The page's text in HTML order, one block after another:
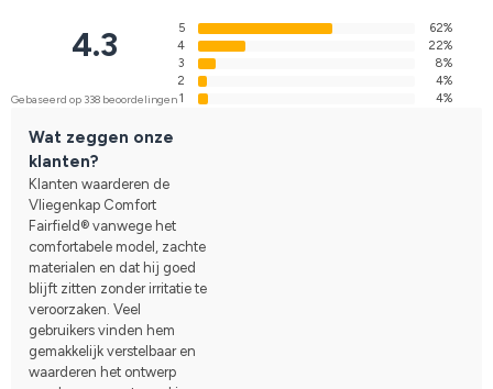
4.3
Gebaseerd op 338 beoordelingen
5
62%
4
22%
3
8%
2
4%
1
4%
Wat zeggen onze
klanten?
Klanten waarderen de
Vliegenkap Comfort
Fairfield® vanwege het
comfortabele model, zachte
materialen en dat hij goed
blijft zitten zonder irritatie te
veroorzaken. Veel
gebruikers vinden hem
gemakkelijk verstelbaar en
waarderen het ontwerp